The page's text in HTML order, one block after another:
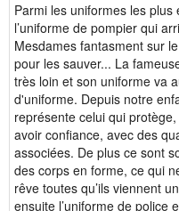
Parmi les uniformes les plus
l’uniforme de pompier qui
Mesdames fantasment sur
pour les sauver... La
très loin et son uniforme va
d'uniforme. Depuis notre
représente celui qui
avoir confiance, avec des
associées. De plus ce sont
des corps en forme, ce qui
rêve toutes qu’ils viennent
ensuite l’uniforme de police